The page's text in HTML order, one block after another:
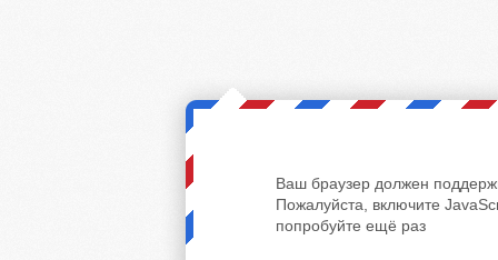
Ваш браузер должен
Пожалуйста, включите
попробуйте ещё раз